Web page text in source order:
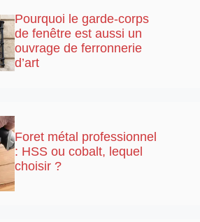
Pourquoi le garde-corps
de fenêtre est aussi un
ouvrage de ferronnerie
d’art
Foret métal professionnel
: HSS ou cobalt, lequel
choisir ?